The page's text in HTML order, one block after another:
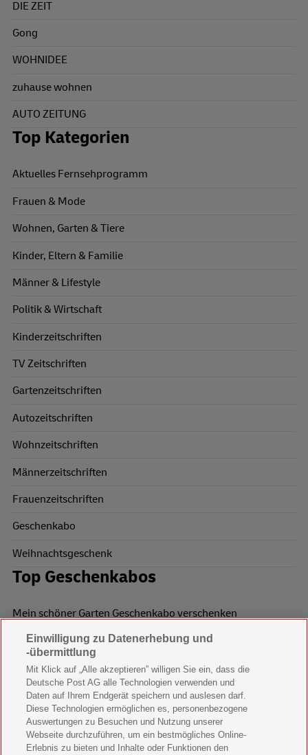
DIE ZEIT
Gong
WOHNIDEE
zuhause wohnen
AUTO ZEITUNG
Top Kategorien
Aktuelles Fernsehprogramm
Frauen & Mode
Wohnen, Garten & Tiere
Kinder, Eltern & Familie
Männer & Lifestyle
Politik & Wirtschaft
Kinderzeitschriften
TV Zeitschriften
Gartenzeitschriften
Autozeitschriften
Wohnzeitschriften
Männerzeitschriften
Frauenzeitschriften
Geschenkabo
Weihnachtsgeschenk
Top Geschenkabos
Mein schöner Garten Geschenkabo verschenken
Wohnen & Garten Geschenkabo verschenken
Mein schönes Land Geschenkabo verschenken
Bild der Frau Geschenkabo verschenken
11 Freunde Geschenkabo verschenken
LEGO Ninjago Magazin Geschenkabo verschenken
Einwilligung zu Datenerhebung und
-übermittlung
Mit Klick auf „Alle akzeptieren” willigen Sie ein, dass die
Deutsche Post AG alle Technologien verwenden und
Daten auf Ihrem Endgerät speichern und auslesen darf.
Diese Technologien ermöglichen es, personenbezogene
Auswertungen zu Besuchen und Nutzung unserer
Webseite durchzuführen, um ein bestmögliches Online-
Erlebnis zu bieten und Inhalte oder Funktionen den